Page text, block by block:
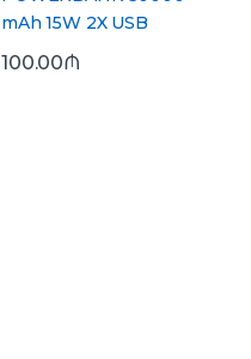
100.00₼